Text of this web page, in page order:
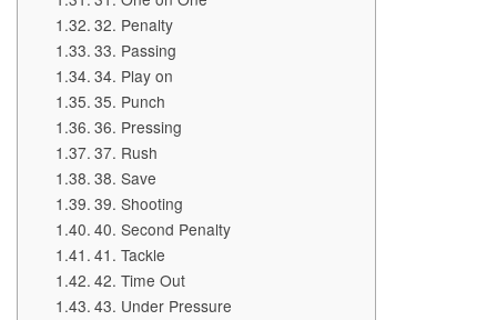
32. Penalty
33. Passing
34. Play on
35. Punch
36. Pressing
37. Rush
38. Save
39. Shooting
40. Second Penalty
41. Tackle
42. Time Out
43. Under Pressure